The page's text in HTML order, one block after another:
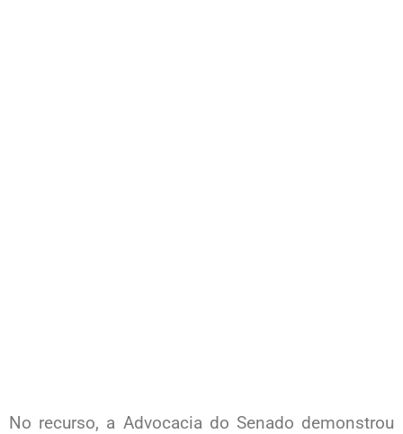
No recurso, a Advocacia do Senado demonstrou